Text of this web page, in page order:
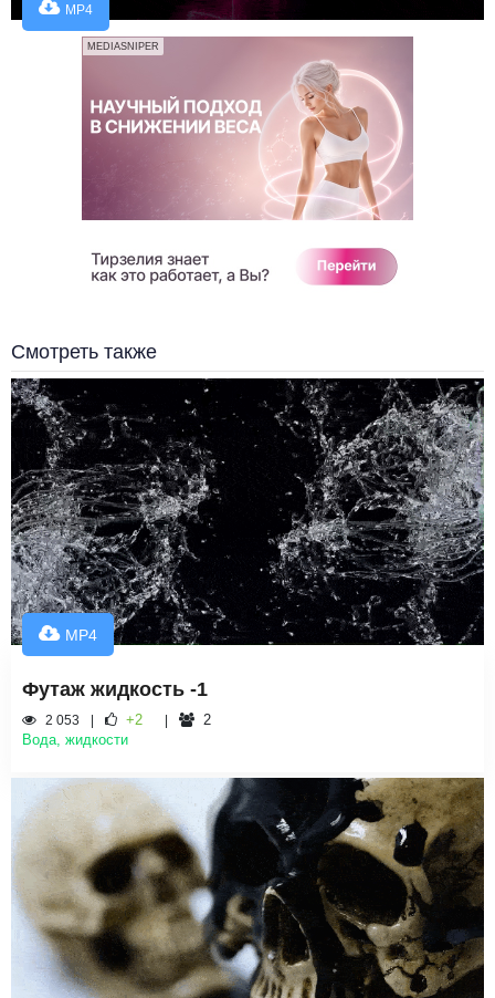
MP4
MEDIASNIPER
Смотреть также
MP4
Футаж жидкость -1
2 053 +2
2
Вода, жидкости